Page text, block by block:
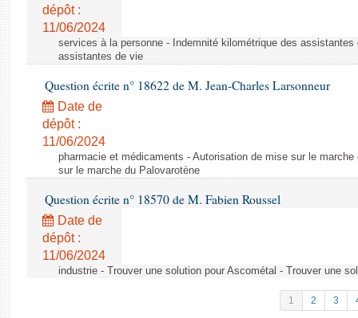
dépôt :
11/06/2024
services à la personne - Indemnité kilométrique des
assistantes de vie
Question écrite n° 18622 de M. Jean-Charles Larsonneur
Date de
dépôt :
11/06/2024
pharmacie et médicaments - Autorisation de mise sur le
sur le marche du Palovarotène
Question écrite n° 18570 de M. Fabien Roussel
Date de
dépôt :
11/06/2024
industrie - Trouver une solution pour Ascométal - Trouver une
1 2 3